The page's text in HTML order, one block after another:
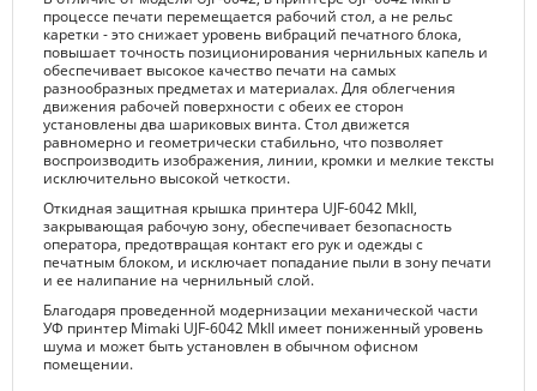
процессе печати перемещается рабочий стол, а не рельс
каретки - это снижает уровень вибраций печатного блока,
повышает точность позиционирования чернильных капель и
обеспечивает высокое качество печати на самых
разнообразных предметах и материалах. Для облегчения
движения рабочей поверхности с обеих ее сторон
установлены два шариковых винта. Стол движется
равномерно и геометрически стабильно, что позволяет
воспроизводить изображения, линии, кромки и мелкие тексты
исключительно высокой четкости.
Откидная защитная крышка принтера UJF-6042 MkII,
закрывающая рабочую зону, обеспечивает безопасность
оператора, предотвращая контакт его рук и одежды с
печатным блоком, и исключает попадание пыли в зону печати
и ее налипание на чернильный слой.
Благодаря проведенной модернизации механической части
УФ принтер Mimaki UJF-6042 MkII имеет пониженный уровень
шума и может быть установлен в обычном офисном
помещении.